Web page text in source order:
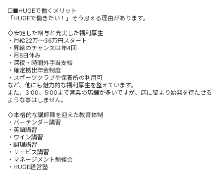
□■HUGEで働くメリット
「HUGEで働きたい！」そう思える理由があります。
◇安定した給与と充実した福利厚生
・月給22万～36万円スタート
・昇給のチャンスは年4回
・月8日休み
・深夜・時間外手当支給
・確定拠出年金制度
・スポーツクラブや保養所の利用可
など、他にも魅力的な福利厚生を整えています。
また、3:00、5:00まで営業の店舗が多いですが、店に留まり始発を待たせる
ような事はしません。
◇本格的な講師陣を迎えた教育体制
・バーテンダー講習
・英語講習
・ワイン講習
・調理講習
・サービス講習
・マネージメント勉強会
・HUGE経営塾